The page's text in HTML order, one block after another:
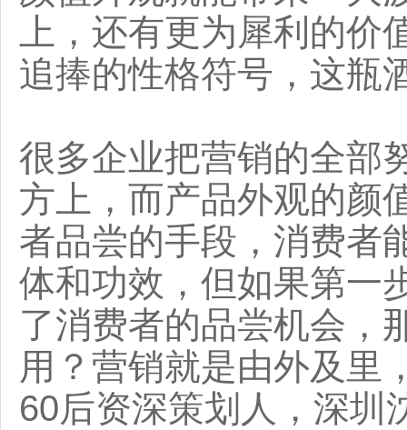
上，还有更为犀利的
追捧的性格符号，这瓶
很多企业把营销的全部
方上，而产品外观的颜
者品尝的手段，消费者
体和功效，但如果第一
了消费者的品尝机会，
用？营销就是由外及里
60后资深策划人，深圳